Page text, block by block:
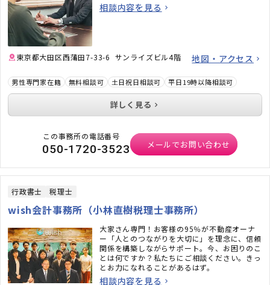
相談内容を見る
東京都大田区西蒲田7-33-6 サンライズビル4階 地図・アクセス
男性専門家在籍 無料相談可 土日祝日相談可 平日19時以降相談可
詳しく見る
この事務所の電話番号
050-1720-3523 メールでお問い合わせ
行政書士 税理士
wish会計事務所（小林直樹税理士事務所）
大家さん専門！お客様の95％が不動産オーナ
ー「人とのつながりを大切に」を理念に、信頼
関係を構築しながらサポート。今、お困りのこ
とは何ですか？私たちにご相談ください。きっ
とお力になれることがあるはず。
相談内容を見る